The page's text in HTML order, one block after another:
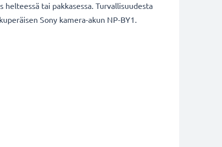
tai pakkasessa. Turvallisuudesta
Sony kamera-akun NP-BY1.